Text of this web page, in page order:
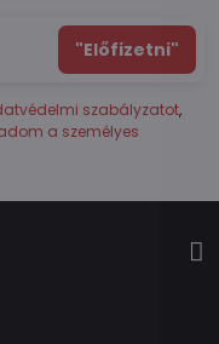
"Előfizetni"
szabályzatot,
a személyes